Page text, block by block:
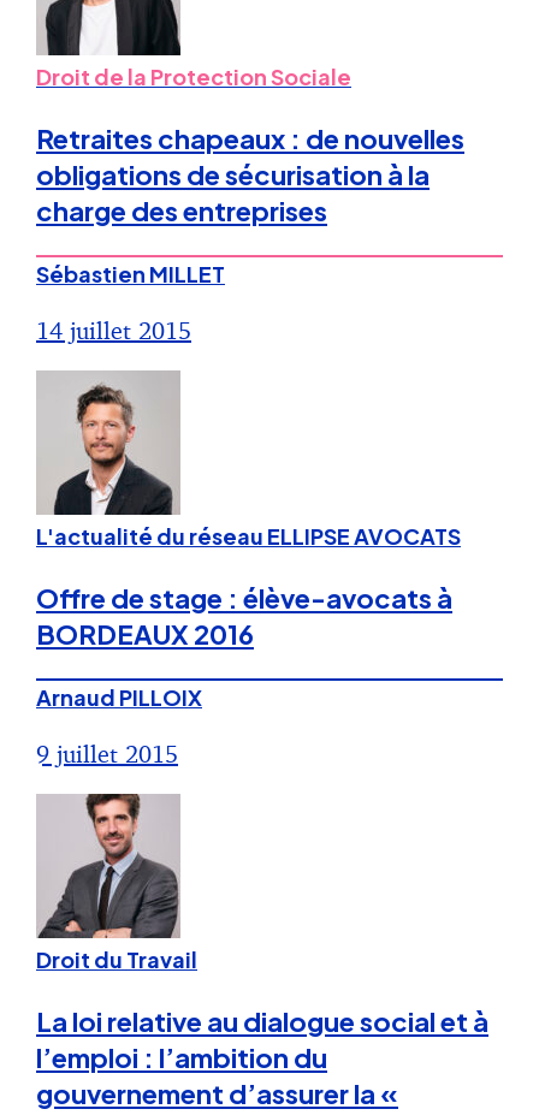
Droit de la Protection Sociale
Retraites chapeaux : de nouvelles
obligations de sécurisation à la
charge des entreprises
Sébastien MILLET
14 juillet 2015
L'actualité du réseau ELLIPSE AVOCATS
Offre de stage : élève-avocats à
BORDEAUX 2016
Arnaud PILLOIX
9 juillet 2015
Droit du Travail
La loi relative au dialogue social et à
l’emploi : l’ambition du
gouvernement d’assurer la «